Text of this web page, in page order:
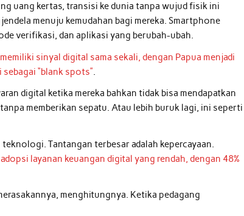
uang kertas, transisi ke dunia tanpa wujud fisik ini
menuju kemudahan bagi mereka. Smartphone
verifikasi, dan aplikasi yang berubah-ubah.
sinyal digital sama sekali, dengan Papua menjadi
“blank spots”.
digital ketika mereka bahkan tidak bisa mendapatkan
memberikan sepatu. Atau lebih buruk lagi, ini seperti
Tantangan terbesar adalah kepercayaan.
layanan keuangan digital yang rendah, dengan 48%
menghitungnya. Ketika pedagang